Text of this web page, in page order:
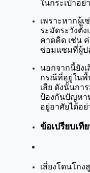
ในกระเป๋าอย่
เพราะหากผู้เ
ระมัดระวังตั้
คาดคิด เช่น
ซ่อมแซมที่ผู้ป
นอกจากนี้ยัง
กรณีที่อยู่ในพื้
เสีย ดังนั้นกา
ป้องกันปัญหา
อยู่อาศัยได้อย่
ข้อเปรียบเที
เสี่ยงโดนโกง